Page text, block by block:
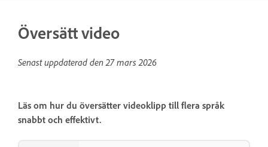
Översätt video
Senast uppdaterad den27 mars 2026
Läs om hur du översätter videoklipp till flera språk
snabbt och effektivt.